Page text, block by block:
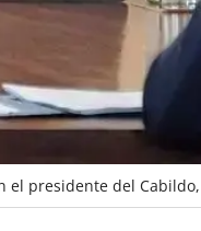
el presidente del